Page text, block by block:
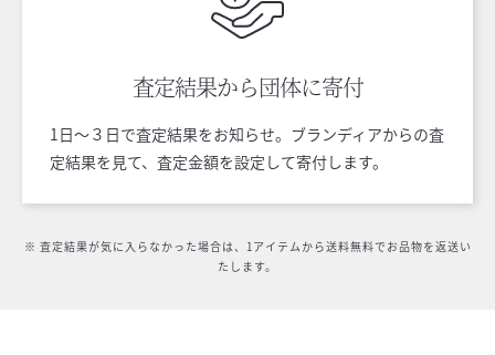
査定結果から団体に寄付
1日〜３日で査定結果をお知らせ。ブランディアからの査
定結果を見て、査定金額を設定して寄付します。
※ 査定結果が気に入らなかった場合は、1アイテムから送料無料でお品物を返送い
たします。